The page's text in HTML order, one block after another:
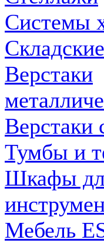
Системы
Верстаки
Верстаки
Тумбы и
Шкафы
Мебель